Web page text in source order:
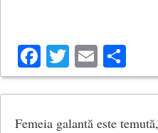
Facebook
Twitter
Email
Femeia galantă este